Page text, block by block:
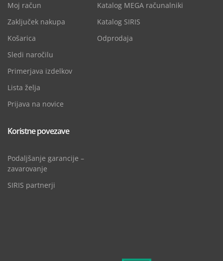
Moj račun
Zaključek nakupa
Košarica
Sledi naročilu
Primerjava izdelkov
Lista želja
Prijava na novice
Katalog MEGA računalniki
Katalog SIRIS
Odprodaja
Koristne povezave
Podaljšanje garancije –
zavarovanje
SIRIS partnerji